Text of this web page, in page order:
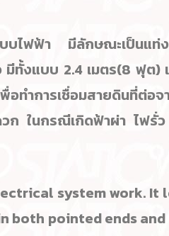
บบไฟฟ้า มีลักษณะเป็นแท่
มีทั้งแบบ 2.4 เมตร(8 ฟุต)
อทำการเชื่อมสายดินที่ต่อจ
วก ในกรณีเกิดฟ้าผ่า ไฟ
system work. It
both pointed ends